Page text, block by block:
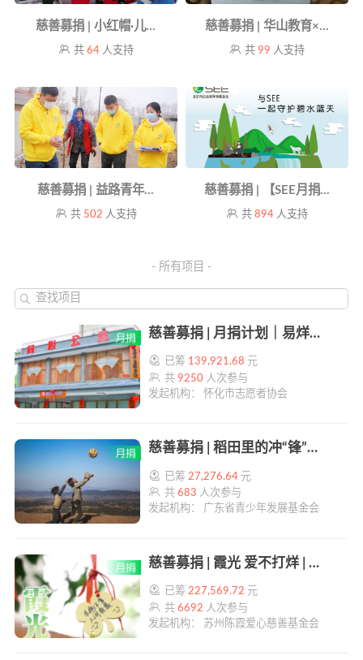
慈善募捐 | 小红帽·儿...
共 64人支持
慈善募捐 | 华山教育×...
共99 人支持
慈善募捐 | 益路青年...
共 502 人支持
慈善募捐 | 【SEE月捐...
共894 人支持
- 所有项目 -
查找项目
慈善募捐 | 月捐计划｜易烊千玺粉丝公益图书馆 | 帮帮公益
已筹 139,921.68 元
共9250 人次参与
发起机构： 怀化市志愿者协会
慈善募捐 | 稻田里的冲“锋”少年 | 帮帮公益
已筹27,276.64 元
共683 人次参与
发起机构： 广东省青少年发展基金会
慈善募捐 | 霞光 爱不打烊 | 帮帮公益
已筹227,569.72 元
共6692 人次参与
发起机构： 苏州陈霞爱心慈善基金会